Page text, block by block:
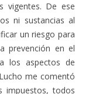
vigentes. De ese
ni sustancias al
un riesgo para
prevención en el
los aspectos de
me comentó
impuestos, todos